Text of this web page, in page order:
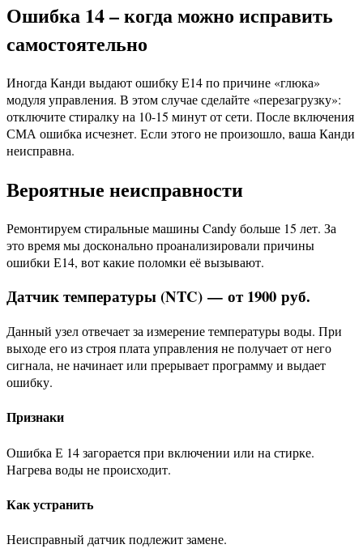
Ошибка 14 – когда можно исправить
самостоятельно
Иногда Канди выдают ошибку E14 по причине «глюка»
модуля управления. В этом случае сделайте «перезагрузку»:
отключите стиралку на 10-15 минут от сети. После включения
СМА ошибка исчезнет. Если этого не произошло, ваша Канди
неисправна.
Вероятные неисправности
Ремонтируем стиральные машины Candy больше 15 лет. За
это время мы досконально проанализировали причины
ошибки Е14, вот какие поломки её вызывают.
Датчик температуры (NTC) — от 1900 руб.
Данный узел отвечает за измерение температуры воды. При
выходе его из строя плата управления не получает от него
сигнала, не начинает или прерывает программу и выдает
ошибку.
Признаки
Ошибка Е 14 загорается при включении или на стирке.
Нагрева воды не происходит.
Как устранить
Неисправный датчик подлежит замене.